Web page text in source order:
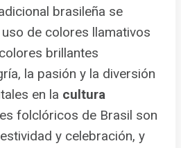
brasileña se
de colores llamativos
brillantes
la pasión y la diversión
en la cultura
folclóricos de Brasil son
y celebración, y